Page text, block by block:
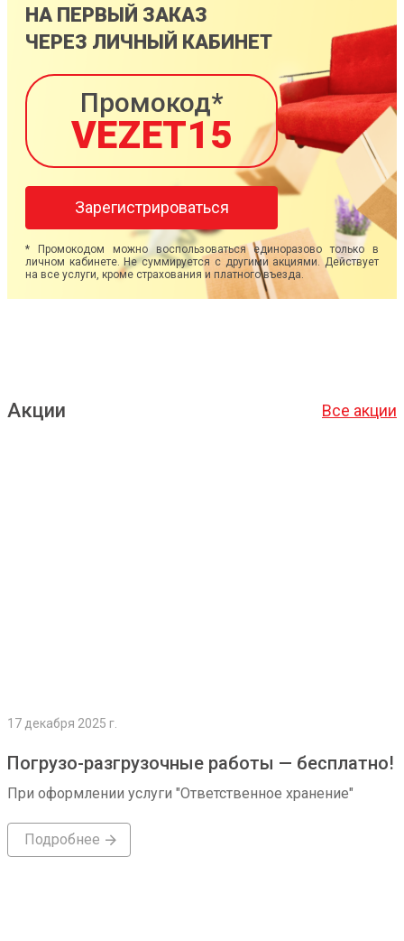
НА ПЕРВЫЙ ЗАКАЗ
ЧЕРЕЗ ЛИЧНЫЙ КАБИНЕТ
Промокод*
VEZET15
Зарегистрироваться
* Промокодом можно воспользоваться единоразово только в
личном кабинете. Не суммируется с другими акциями. Действует
на все услуги, кроме страхования и платного въезда.
Акции Все акции
17 декабря 2025 г.
Погрузо-разгрузочные работы — бесплатно!
При оформлении услуги "Ответственное хранение"
Подробнее